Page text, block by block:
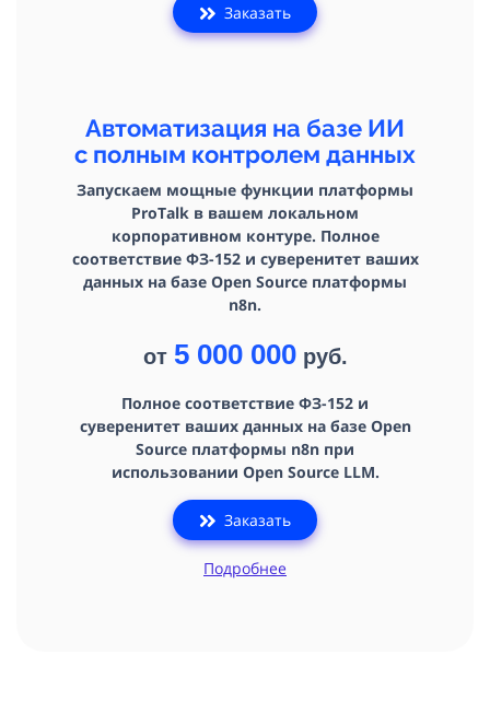
Заказать
Автоматизация на базе ИИ
с полным контролем данных
Запускаем мощные функции платформы
ProTalk в вашем локальном
корпоративном контуре. Полное
соответствие ФЗ-152 и суверенитет ваших
данных на базе Open Source платформы
n8n.
от 5 000 000 руб.
Полное соответствие ФЗ-152 и
суверенитет ваших данных на базе Open
Source платформы n8n при
использовании Open Source LLM.
Заказать
Подробнее